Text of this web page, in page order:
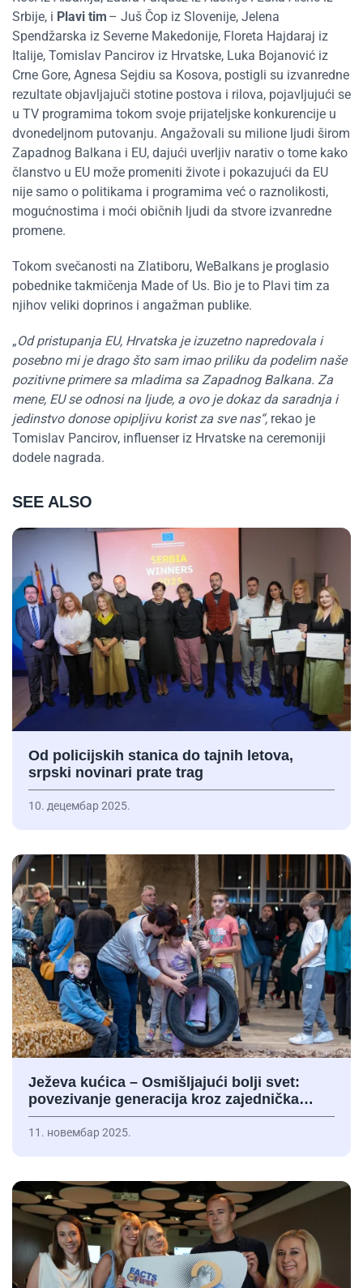
Srbije, i Plavi tim – Juš Čop iz Slovenije, Jelena
Spendžarska iz Severne Makedonije, Floreta Hajdaraj iz
Italije, Tomislav Pancirov iz Hrvatske, Luka Bojanović iz
Crne Gore, Agnesa Sejdiu sa Kosova, postigli su izvanredne
rezultate objavljajuči stotine postova i rilova, pojavljujući se
u TV programima tokom svoje prijateljske konkurencije u
dvonedeljnom putovanju. Angažovali su milione ljudi širom
Zapadnog Balkana i EU, dajući uverljiv narativ o tome kako
članstvo u EU može promeniti živote i pokazujući da EU
nije samo o politikama i programima već o raznolikosti,
mogućnostima i moći običnih ljudi da stvore izvanredne
promene.
Tokom svečanosti na Zlatiboru, WeBalkans je proglasio
pobednike takmičenja Made of Us. Bio je to Plavi tim za
njihov veliki doprinos i angažman publike.
„Od pristupanja EU, Hrvatska je izuzetno napredovala i
posebno mi je drago što sam imao priliku da podelim naše
pozitivne primere sa mladima sa Zapadnog Balkana. Za
mene, EU se odnosi na ljude, a ovo je dokaz da saradnja i
jedinstvo donose opipljivu korist za sve nas“, rekao je
Tomislav Pancirov, influenser iz Hrvatske na ceremoniji
dodele nagrada.
SEE ALSO
Od policijskih stanica do tajnih letova,
srpski novinari prate trag
10. децембар 2025.
Ježeva kućica – Osmišljajući bolji svet:
povezivanje generacija kroz zajednička…
11. новембар 2025.